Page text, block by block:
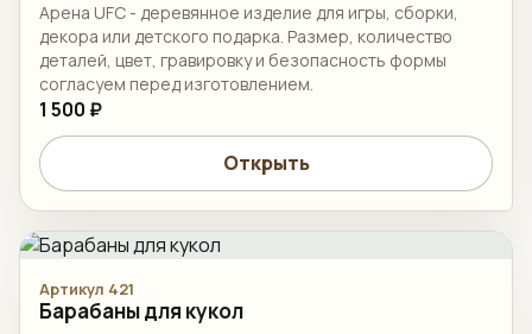
Арена UFC - деревянное изделие для игры, сборки,
декора или детского подарка. Размер, количество
деталей, цвет, гравировку и безопасность формы
согласуем перед изготовлением.
1 500 ₽
Открыть
Артикул 421
Барабаны для кукол